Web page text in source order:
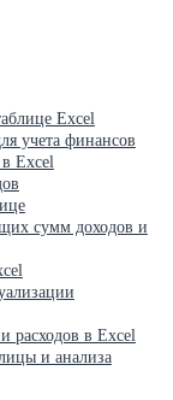
Excel
учета финансов
Excel
сумм доходов и
расходов в Excel
и анализа